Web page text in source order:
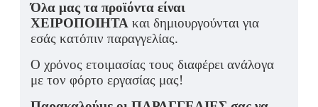
Όλα μας τα προϊόντα είναι
ΧΕΙΡΟΠΟΙΗΤΑ και δημιουργούνται για
εσάς κατόπιν παραγγελίας.
Ο χρόνος ετοιμασίας τους διαφέρει ανάλογα
με τον φόρτο εργασίας μας!